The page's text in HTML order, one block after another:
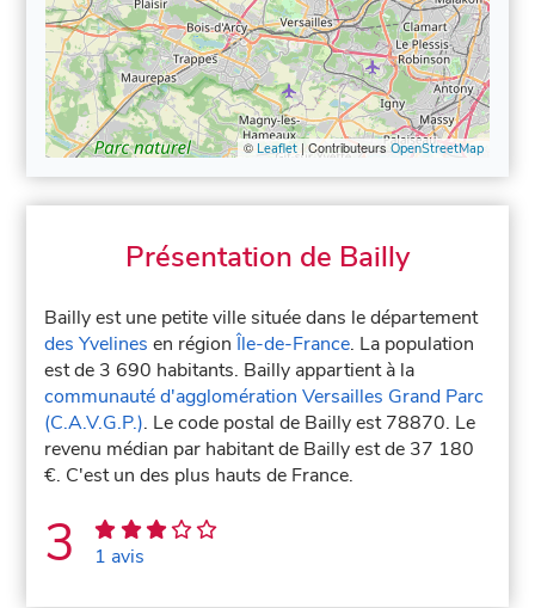
© Leaflet| ContributeursOpenStreetMap
Présentation de Bailly
Bailly est une petite ville située dans le département
des Yvelines en régionÎle-de-France. La population
est de 3 690 habitants. Bailly appartient à la
communauté d'agglomération Versailles Grand Parc
(C.A.V.G.P.). Le code postal de Bailly est 78870. Le
revenu médian par habitant de Bailly est de 37 180
€. C'est un des plus hauts de France.
3 1 avis